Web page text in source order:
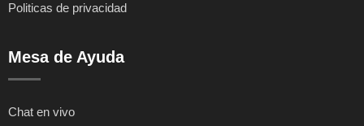
Politicas de privacidad
Mesa de Ayuda
Chat en vivo